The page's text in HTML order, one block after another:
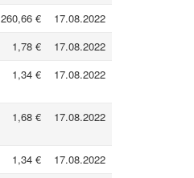
260,66 €
17.08.2022
1,78 €
17.08.2022
1,34 € 17.08.2022
1,68 € 17.08.2022
1,34 €
17.08.2022